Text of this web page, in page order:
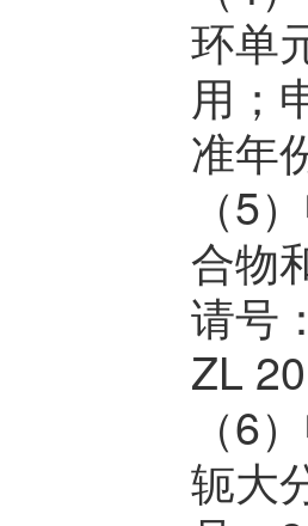
环单
用；
准年
（5
合物
请号
ZL
（6
轭大